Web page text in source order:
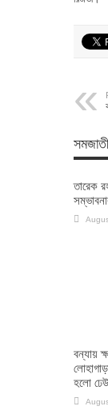
তারেক
বন্যায়
হলো